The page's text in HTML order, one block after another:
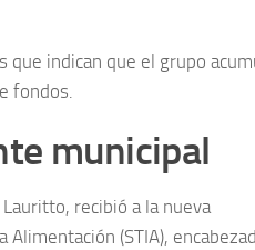
indican que el grupo
fondos.
municipal
recibió a la nueva
(STIA),